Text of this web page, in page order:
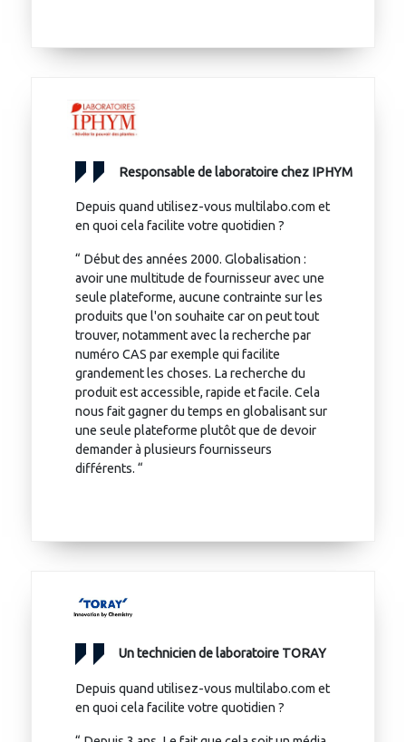
Responsable de laboratoire chez IPHYM
Depuis quand utilisez-vous multilabo.com et
en quoi cela facilite votre quotidien ?
“ Début des années 2000. Globalisation :
avoir une multitude de fournisseur avec une
seule plateforme, aucune contrainte sur les
produits que l'on souhaite car on peut tout
trouver, notamment avec la recherche par
numéro CAS par exemple qui facilite
grandement les choses. La recherche du
produit est accessible, rapide et facile. Cela
nous fait gagner du temps en globalisant sur
une seule plateforme plutôt que de devoir
demander à plusieurs fournisseurs
différents. “
Un technicien de laboratoire TORAY
Depuis quand utilisez-vous multilabo.com et
en quoi cela facilite votre quotidien ?